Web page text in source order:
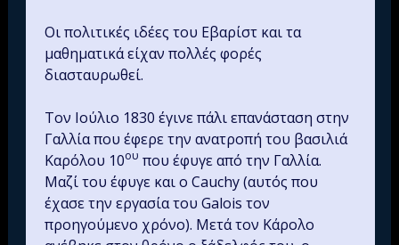
Οι πολιτικές ιδέες του Εβαρίστ και τα
μαθηματικά είχαν πολλές φορές
διασταυρωθεί.
Τον Ιούλιο 1830 έγινε πάλι επανάσταση στην
Γαλλία που έφερε την ανατροπή του βασιλιά
Καρόλου 10ου που έφυγε από την Γαλλία.
Μαζί του έφυγε και ο Cauchy (αυτός που
έχασε την εργασία του Galois τον
προηγούμενο χρόνο). Μετά τον Κάρολο